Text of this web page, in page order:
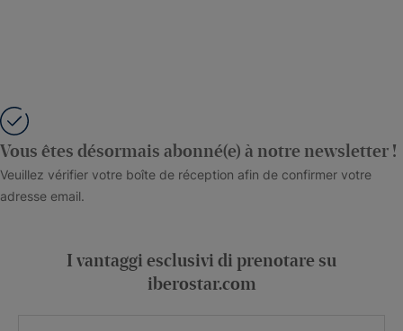
Vous êtes désormais abonné(e) à notre newsletter !
Veuillez vérifier votre boîte de réception afin de confirmer votre
adresse email.
I vantaggi esclusivi di prenotare su
iberostar.com